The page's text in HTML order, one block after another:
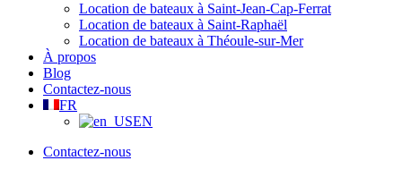
Location de bateaux à Saint-Jean-Cap-Ferrat
Location de bateaux à Saint-Raphaël
Location de bateaux à Théoule-sur-Mer
À propos
Blog
Contactez-nous
FR
EN
Contactez-nous